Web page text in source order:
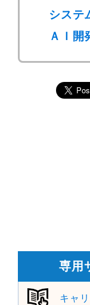
システ
ＡＩ開
専用
キャ